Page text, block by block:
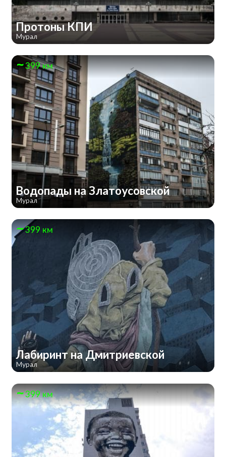
Протоны КПИ
Мурал
399 км
Водопады на Златоусовской
Мурал
399 км
Лабиринт на Дмитриевской
Мурал
399 км